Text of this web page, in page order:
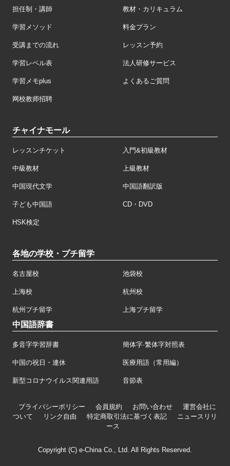
担任制・講師 教材・カリキュラム
学習メソッド 料金プラン
受講までの流れ レッスン予約
学習レベル表 法人研修サービス
学習メモplus よくあるご質問
网校教师招聘
チャイナモール
レッスンチケット 入門&初級教材
中級教材 上級教材
中国現代文学 中国語翻訳版
子ども中国語 CD・DVD
HSK検定
各地の学校・プチ留学
名古屋校 池袋校
上海校 杭州校
杭州プチ留学 上海プチ留学
中国語辞書
多音字学習辞書 簡体字·繁体字対照表
中国の祝日・連休 医療用語（常用編）
新型コロナウイルス関連用語 音節表
プライバシーポリシー 会員規約 お問い合わせ
運営会社に
ついて
リンク自由 特定商取引法に基づく表記
ニュースリリ
ース
Copyright (C) e-China Co., Ltd. All Rights Reserved.